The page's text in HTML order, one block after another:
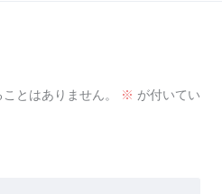
とはありません。 ※ が付いてい